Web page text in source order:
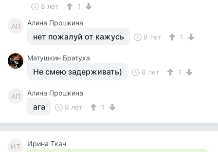
8 лет 1
АП Алина Прошкина
нет пожалуй от кажусь 8 лет 1
Матушкин Братуха
Не смею задерживать) 8 лет 1
АП Алина Прошкина
ага 8 лет 1
ИТ Ирина Ткач